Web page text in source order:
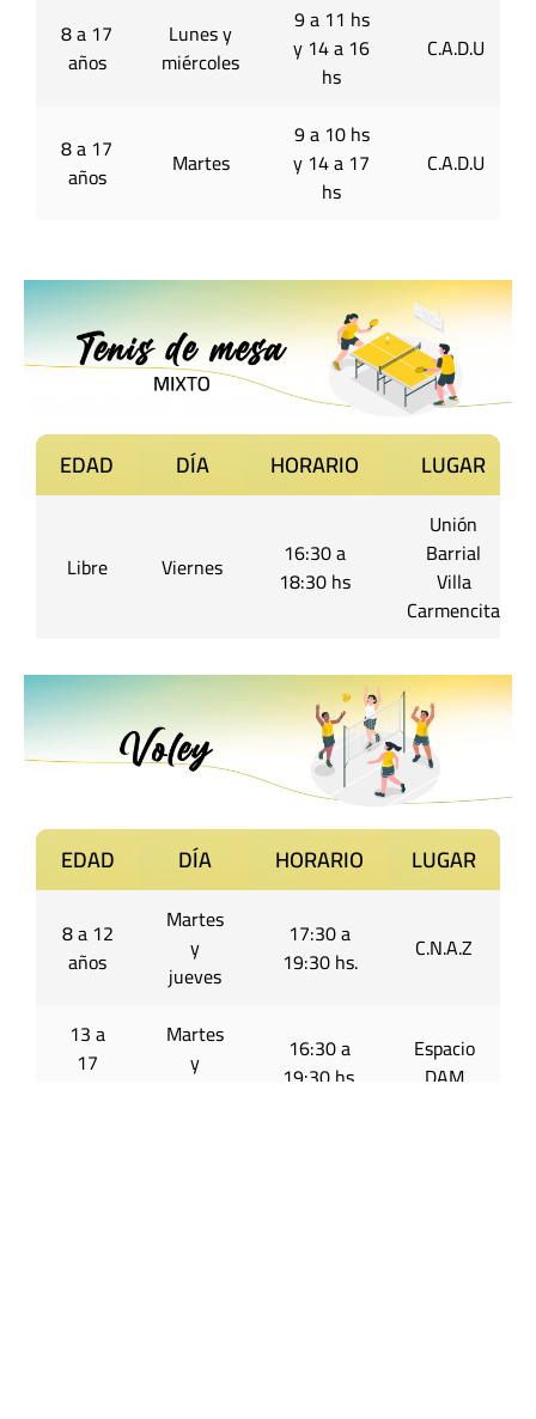
8 a 17
años
Lunes y
miércoles
9 a 11 hs
y 14 a 16
hs
C.A.D.U
8 a 17
años
Martes
9 a 10 hs
y 14 a 17
hs
C.A.D.U
EDAD DÍA HORARIO LUGAR
8 a 12
años
Martes
y
jueves
17:30 a
19:30 hs.
C.N.A.Z
13 a
17
Martes
y
16:30 a
19:30 hs.
Espacio
DAM
EDAD DÍA HORARIO LUGAR
Libre Viernes
16:30 a
18:30 hs
Unión
Barrial
Villa
Carmencita